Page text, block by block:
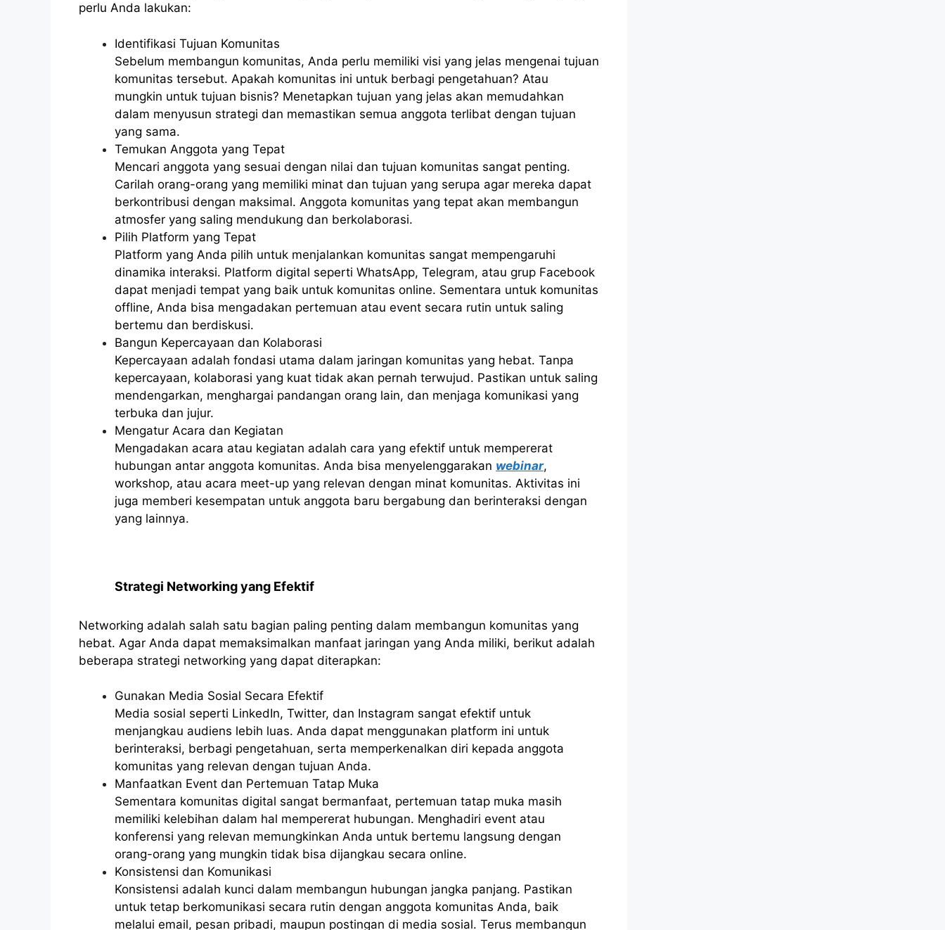
perlu Anda lakukan:
Identifikasi Tujuan Komunitas
Sebelum membangun komunitas, Anda perlu memiliki visi yang jelas mengenai tujuan
komunitas tersebut. Apakah komunitas ini untuk berbagi pengetahuan? Atau
mungkin untuk tujuan bisnis? Menetapkan tujuan yang jelas akan memudahkan
dalam menyusun strategi dan memastikan semua anggota terlibat dengan tujuan
yang sama.
Temukan Anggota yang Tepat
Mencari anggota yang sesuai dengan nilai dan tujuan komunitas sangat penting.
Carilah orang-orang yang memiliki minat dan tujuan yang serupa agar mereka dapat
berkontribusi dengan maksimal. Anggota komunitas yang tepat akan membangun
atmosfer yang saling mendukung dan berkolaborasi.
Pilih Platform yang Tepat
Platform yang Anda pilih untuk menjalankan komunitas sangat mempengaruhi
dinamika interaksi. Platform digital seperti WhatsApp, Telegram, atau grup Facebook
dapat menjadi tempat yang baik untuk komunitas online. Sementara untuk komunitas
offline, Anda bisa mengadakan pertemuan atau event secara rutin untuk saling
bertemu dan berdiskusi.
Bangun Kepercayaan dan Kolaborasi
Kepercayaan adalah fondasi utama dalam jaringan komunitas yang hebat. Tanpa
kepercayaan, kolaborasi yang kuat tidak akan pernah terwujud. Pastikan untuk saling
mendengarkan, menghargai pandangan orang lain, dan menjaga komunikasi yang
terbuka dan jujur.
Mengatur Acara dan Kegiatan
Mengadakan acara atau kegiatan adalah cara yang efektif untuk mempererat
hubungan antar anggota komunitas. Anda bisa menyelenggarakan webinar,
workshop, atau acara meet-up yang relevan dengan minat komunitas. Aktivitas ini
juga memberi kesempatan untuk anggota baru bergabung dan berinteraksi dengan
yang lainnya.
Strategi Networking yang Efektif
Networking adalah salah satu bagian paling penting dalam membangun komunitas yang
hebat. Agar Anda dapat memaksimalkan manfaat jaringan yang Anda miliki, berikut adalah
beberapa strategi networking yang dapat diterapkan:
Gunakan Media Sosial Secara Efektif
Media sosial seperti LinkedIn, Twitter, dan Instagram sangat efektif untuk
menjangkau audiens lebih luas. Anda dapat menggunakan platform ini untuk
berinteraksi, berbagi pengetahuan, serta memperkenalkan diri kepada anggota
komunitas yang relevan dengan tujuan Anda.
Manfaatkan Event dan Pertemuan Tatap Muka
Sementara komunitas digital sangat bermanfaat, pertemuan tatap muka masih
memiliki kelebihan dalam hal mempererat hubungan. Menghadiri event atau
konferensi yang relevan memungkinkan Anda untuk bertemu langsung dengan
orang-orang yang mungkin tidak bisa dijangkau secara online.
Konsistensi dan Komunikasi
Konsistensi adalah kunci dalam membangun hubungan jangka panjang. Pastikan
untuk tetap berkomunikasi secara rutin dengan anggota komunitas Anda, baik
melalui email, pesan pribadi, maupun postingan di media sosial. Terus membangun